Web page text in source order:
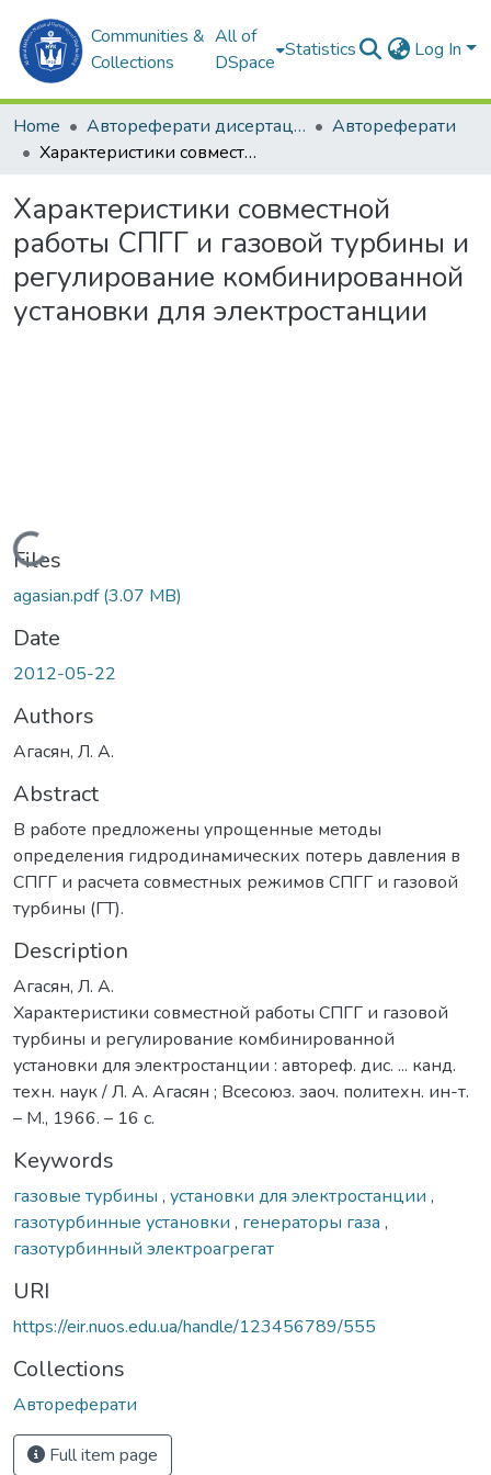
Communities &
Collections
All of
DSpace
Statistics Log In
Home Автореферати дисертацій
Автореферати
Характеристики совместной работы СПГГ и газовой турбины и регулирование комбинированной установки для электростанции
Характеристики совместной
работы СПГГ и газовой турбины и
регулирование комбинированной
установки для электростанции
Loading...
Files
agasian.pdf(3.07 MB)
Date
2012-05-22
Authors
Агасян, Л. А.
Abstract
В работе предложены упрощенные методы
определения гидродинамических потерь давления в
СПГГ и расчета совместных режимов СПГГ и газовой
турбины (ГТ).
Description
Агасян, Л. А.
Характеристики совместной работы СПГГ и газовой
турбины и регулирование комбинированной
установки для электростанции : автореф. дис. ... канд.
техн. наук / Л. А. Агасян ; Всесоюз. заоч. политехн. ин-т.
– М., 1966. – 16 с.
Keywords
газовые турбины , установки для электростанции ,
газотурбинные установки , генераторы газа ,
газотурбинный электроагрегат
URI
https://eir.nuos.edu.ua/handle/123456789/555
Collections
Автореферати
Full item page